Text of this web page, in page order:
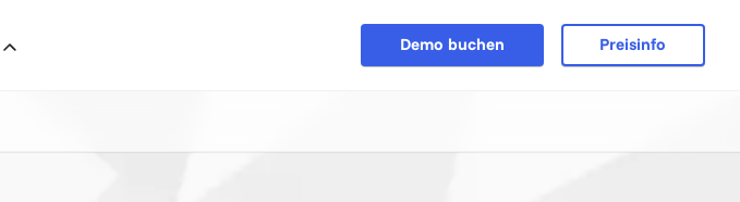
Demo buchen Preisinfo